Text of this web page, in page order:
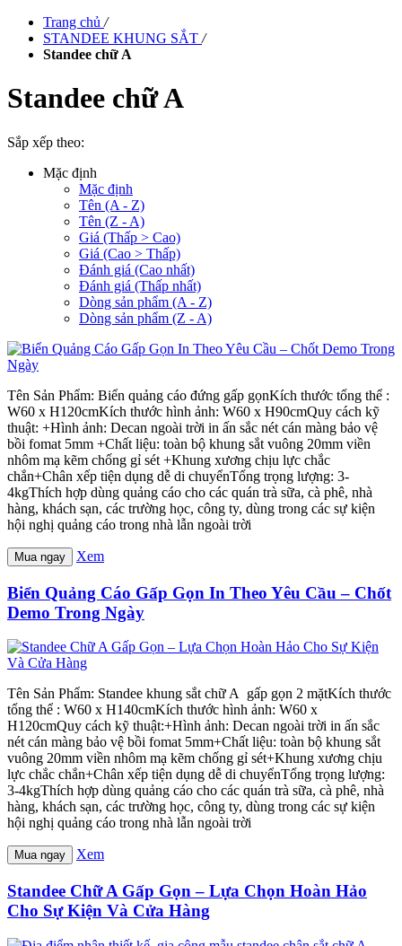
Trang chủ /
STANDEE KHUNG SẮT /
Standee chữ A
Standee chữ A
Sắp xếp theo:
Mặc định
Mặc định
Tên (A - Z)
Tên (Z - A)
Giá (Thấp > Cao)
Giá (Cao > Thấp)
Đánh giá (Cao nhất)
Đánh giá (Thấp nhất)
Dòng sản phẩm (A - Z)
Dòng sản phẩm (Z - A)
Tên Sản Phẩm: Biển quảng cáo đứng gấp gọnKích thước tổng thể :
W60 x H120cmKích thước hình ảnh: W60 x H90cmQuy cách kỹ
thuật: +Hình ảnh: Decan ngoài trời in ấn sắc nét cán màng bảo vệ
bồi fomat 5mm +Chất liệu: toàn bộ khung sắt vuông 20mm viền
nhôm mạ kẽm chống gỉ sét +Khung xương chịu lực chắc
chắn+Chân xếp tiện dụng dễ di chuyểnTổng trọng lượng: 3-
4kgThích hợp dùng quảng cáo cho các quán trà sữa, cà phê, nhà
hàng, khách sạn, các trường học, công ty, dùng trong các sự kiện
hội nghị quảng cáo trong nhà lẫn ngoài trời
Mua ngay Xem
Biển Quảng Cáo Gấp Gọn In Theo Yêu Cầu – Chốt
Demo Trong Ngày
Tên Sản Phẩm: Standee khung sắt chữ A gấp gọn 2 mặtKích thước
tổng thể : W60 x H140cmKích thước hình ảnh: W60 x
H120cmQuy cách kỹ thuật:+Hình ảnh: Decan ngoài trời in ấn sắc
nét cán màng bảo vệ bồi fomat 5mm+Chất liệu: toàn bộ khung sắt
vuông 20mm viền nhôm mạ kẽm chống gỉ sét+Khung xương chịu
lực chắc chắn+Chân xếp tiện dụng dễ di chuyểnTổng trọng lượng:
3-4kgThích hợp dùng quảng cáo cho các quán trà sữa, cà phê, nhà
hàng, khách sạn, các trường học, công ty, dùng trong các sự kiện
hội nghị quảng cáo trong nhà lẫn ngoài trời
Mua ngay Xem
Standee Chữ A Gấp Gọn – Lựa Chọn Hoàn Hảo
Cho Sự Kiện Và Cửa Hàng